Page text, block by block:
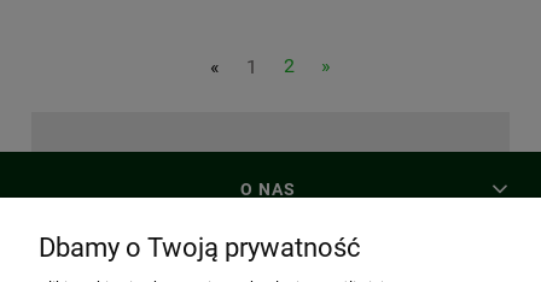
« 1 2 »
O NAS
MOJE KONTO
Dbamy o Twoją prywatność